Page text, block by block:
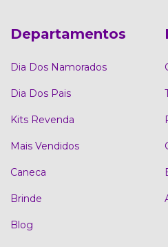
Departamentos
Dia Dos Namorados
Dia Dos Pais
Kits Revenda
Mais Vendidos
Caneca
Brinde
Blog